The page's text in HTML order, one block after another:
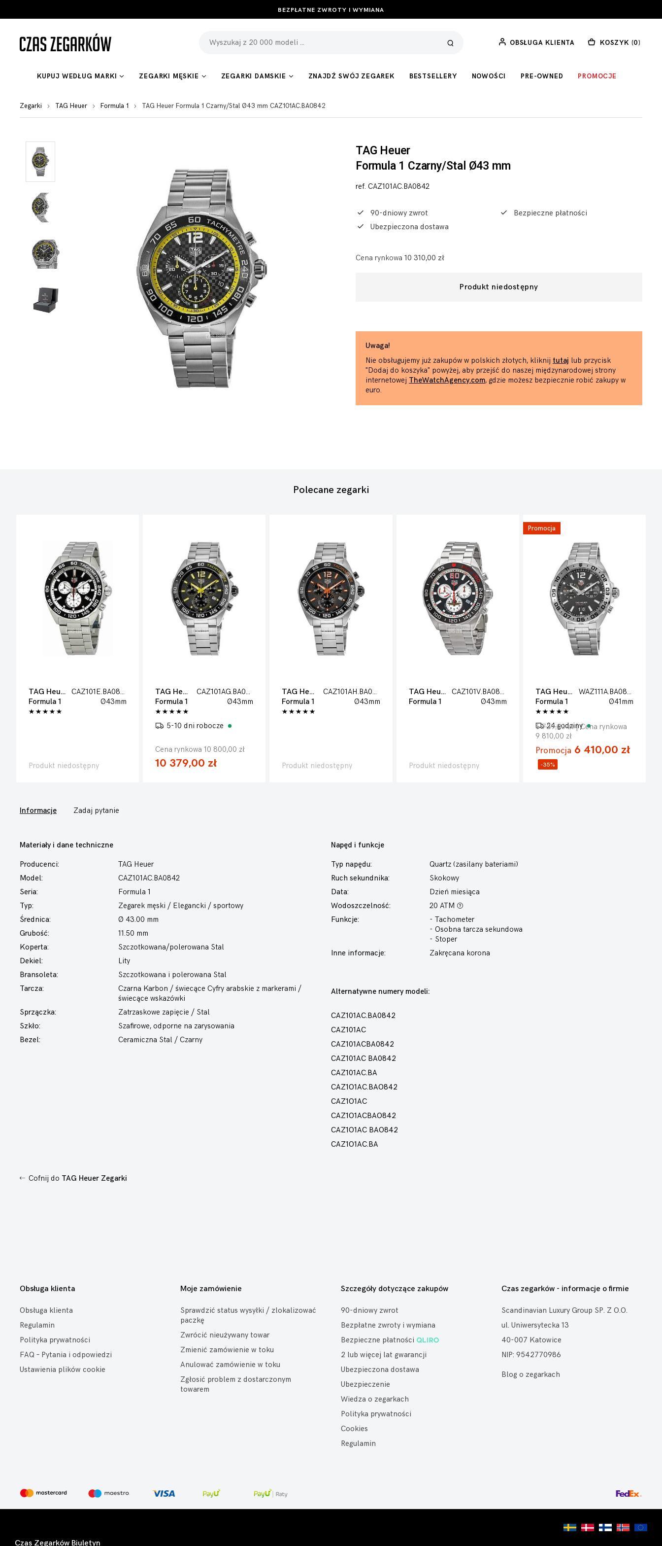
BEZPŁATNE ZWROTY I WYMIANA
OBSŁUGA KLIENTA KOSZYK (0)
KUPUJ WEDŁUG MARKI ZEGARKI MĘSKIE ZEGARKI DAMSKIE ZNAJDŹ SWÓJ ZEGAREK BESTSELLERY NOWOŚCI PRE-OWNED PROMOCJE
Zegarki TAG Heuer Formula 1 TAG Heuer Formula 1 Czarny/Stal Ø43 mm CAZ101AC.BA0842
TAG Heuer
Formula 1 Czarny/Stal Ø43 mm
ref. CAZ101AC.BA0842
90-dniowy zwrot
Bezpieczne płatności
Ubezpieczona dostawa
Cena rynkowa 10 310,00 zł
Produkt niedostępny
Uwaga!
Nie obsługujemy już zakupów w polskich złotych, kliknij tutaj lub przycisk
"Dodaj do koszyka" powyżej, aby przejść do naszej międzynarodowej strony
internetowej TheWatchAgency.com, gdzie możesz bezpiecznie robić zakupy w
euro.
Polecane zegarki
TAG Heuer
CAZ101E.BA0842
Formula 1
Ø43mm
Produkt niedostępny
TAG Heuer
CAZ101AG.BA0842
Formula 1
Ø43mm
5-10 dni robocze
Cena rynkowa 10 800,00 zł
10 379,00 zł
TAG Heuer
CAZ101AH.BA0842
Formula 1
Ø43mm
Produkt niedostępny
TAG Heuer
CAZ101V.BA0842
Formula 1
Ø43mm
Produkt niedostępny
Promocja
TAG Heuer
WAZ111A.BA0875
Formula 1
Ø41mm
24 godziny
6 729,00 zł| Cena rynkowa
9 810,00 zł
Promocja 6 410,00 zł
-35%
Informacje Zadaj pytanie
Materiały i dane techniczne
Producenci:
TAG Heuer
Model:
CAZ101AC.BA0842
Seria:
Formula 1
Typ:
Zegarek męski / Elegancki / sportowy
Średnica:
Ø 43.00 mm
Grubość:
11.50 mm
Koperta:
Szczotkowana/polerowana Stal
Dekiel:
Lity
Bransoleta:
Szczotkowana i polerowana Stal
Tarcza:
Czarna Karbon / świecące Cyfry arabskie z markerami /
świecące wskazówki
Sprzączka:
Zatrzaskowe zapięcie / Stal
Szkło:
Szafirowe, odporne na zarysowania
Bezel:
Ceramiczna Stal / Czarny
Napęd i funkcje
Typ napędu:
Quartz (zasilany bateriami)
Ruch sekundnika:
Skokowy
Data:
Dzień miesiąca
Wodoszczelność:
20 ATM
Funkcje:
- Tachometer
- Osobna tarcza sekundowa
- Stoper
Inne informacje:
Zakręcana korona
Alternatywne numery modeli:
CAZ101AC.BA0842
CAZ101AC
CAZ101ACBA0842
CAZ101AC BA0842
CAZ101AC.BA
CAZ1O1AC.BAO842
CAZ1O1AC
CAZ1O1ACBAO842
CAZ1O1AC BAO842
CAZ1O1AC.BA
Cofnij do TAG Heuer Zegarki
Obsługa klienta
Obsługa klienta
Regulamin
Polityka prywatności
FAQ – Pytania i odpowiedzi
Ustawienia plików cookie
Moje zamówienie
Sprawdzić status wysyłki / zlokalizować
paczkę
Zwrócić nieużywany towar
Zmienić zamówienie w toku
Anulować zamówienie w toku
Zgłosić problem z dostarczonym
towarem
Szczegóły dotyczące zakupów
90-dniowy zwrot
Bezpłatne zwroty i wymiana
Bezpieczne płatności
2 lub więcej lat gwarancji
Ubezpieczona dostawa
Ubezpieczenie
Wiedza o zegarkach
Polityka prywatności
Cookies
Regulamin
Czas zegarków - informacje o firmie
Scandinavian Luxury Group SP. Z O.O.
ul. Uniwersytecka 13
40-007 Katowice
NIP: 9542770986
Blog o zegarkach
Czas Zegarków Biuletyn